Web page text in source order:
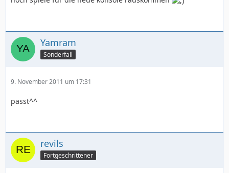
Yamram
Sonderfall
9. November 2011 um 17:31
passt^^
revils
Fortgeschrittener